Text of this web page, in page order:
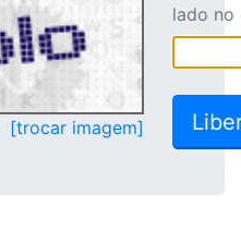
[trocar imagem]
lado no